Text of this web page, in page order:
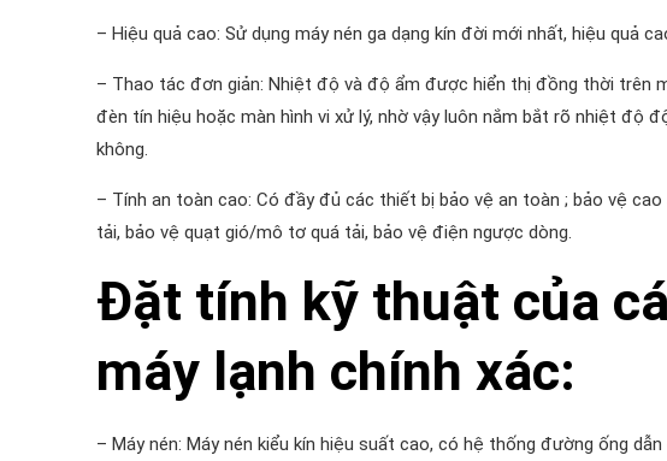
– Hiệu quả cao: Sử dụng máy nén ga dạng kín đời mới nhất, hiệu quả
– Thao tác đơn giản: Nhiệt độ và độ ẩm được hiển thị đồng thời trên
đèn tín hiệu hoặc màn hình vi xử lý, nhờ vậy luôn nắm bắt rõ nhiệt độ
không.
– Tính an toàn cao: Có đầy đủ các thiết bị bảo vệ an toàn ; bảo vệ
tải, bảo vệ quạt gió/mô tơ quá tải, bảo vệ điện ngược dòng.
Đặt tính kỹ thuật của
máy lạnh chính xác:
– Máy nén: Máy nén kiểu kín hiệu suất cao, có hệ thống đường ống